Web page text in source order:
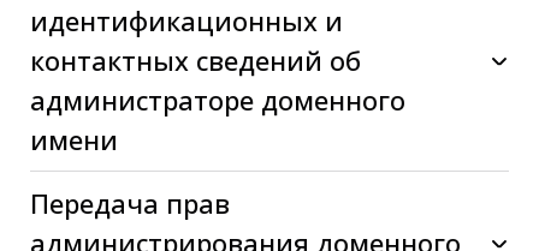
идентификационных и
контактных сведений об
администраторе доменного
имени
Передача прав
администрирования доменного